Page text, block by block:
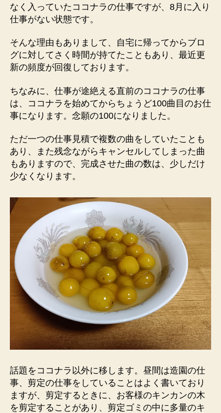
来
過
で
は？
へ
の
なく入っていたココナラの仕事ですが、8月に入り
仕事がない状態です。
そんな理由もありまして、自宅に帰ってからブロ
グに対してさく時間が持てたこともあり、最近更
新の頻度が回復しております。
ちなみに、仕事が途絶える直前のココナラの仕事
は、ココナラを始めてからちょうど100曲目のお仕
事になります。念願の100になりました。
ただ一つの仕事見積で複数の曲をしていたことも
あり、また残念ながらキャンセルしてしまった曲
もありますので、完成させた曲の数は、少しだけ
少なくなります。
話題をココナラ以外に移します。昼間は造園の仕
事、剪定の仕事をしていることはよく書いており
ますが、剪定するときに、お客様のキンカンの木
を剪定することがあり、剪定ゴミの中に多量のキ